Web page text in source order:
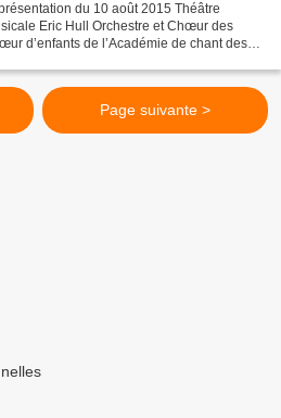
du 10 août 2015 Théâtre
Eric Hull Orchestre et Chœur des
d’enfants de l’Académie de chant des
Page suivante >